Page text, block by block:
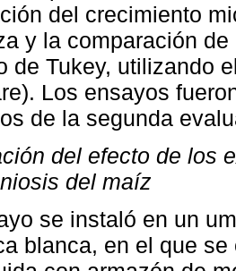
del crecimiento
y la comparación
de Tukey, utilizando
Los ensayos
de la segunda
del efecto de los
del maíz
se instaló en un
blanca, en el que